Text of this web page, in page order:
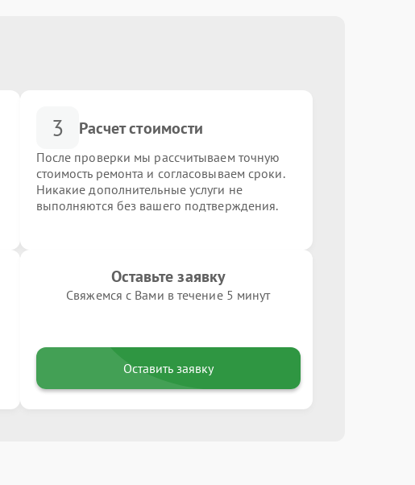
3 Расчет стоимости
После проверки мы рассчитываем точную
стоимость ремонта и согласовываем сроки.
Никакие дополнительные услуги не
выполняются без вашего подтверждения.
Оставьте заявку
Свяжемся с Вами в течение 5 минут
Оставить заявку